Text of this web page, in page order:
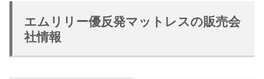
エムリリー優反発マットレスの販売会
社情報